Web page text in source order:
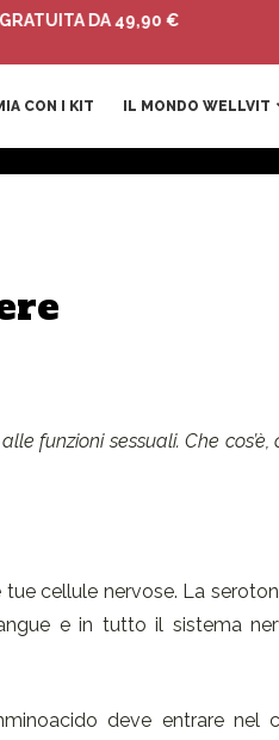
DA 49,90 €
CON I KIT IL MONDO WELLVIT
funzioni sessuali. Che cos’è,
cellule nervose. La
e in tutto il sistema
deve entrare nel